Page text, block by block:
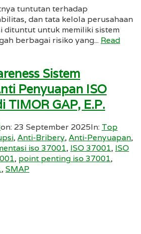
tuntutan terhadap
dan tata kelola perusahaan
dituntut untuk memiliki sistem
berbagai risiko yang... Read
Sistem
Penyuapan ISO
TIMOR GAP, E.P.
on: 23 September 2025In: Top
,Anti-Bribery,Anti-Penyuapan,
iso 37001, ISO 37001, ISO
, point penting iso 37001,
,SMAP